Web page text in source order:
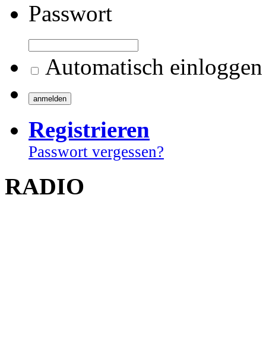
Passwort
Automatisch einloggen
Registrieren
Passwort vergessen?
RADIO